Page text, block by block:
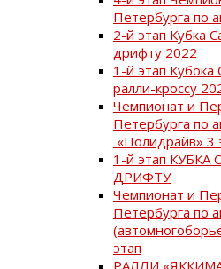
Петербурга по
2-й этап Кубка
дрифту 2022
1-й этап Кубока
ралли-кроссу
Чемпионат и
Петербурга по
«Полидрайв» 3
1-й этап
ДРИФТУ
Чемпионат и
Петербурга по
этап
РАЛЛИ